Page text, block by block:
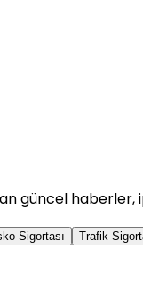
güncel haberler,
Sigortası Trafik